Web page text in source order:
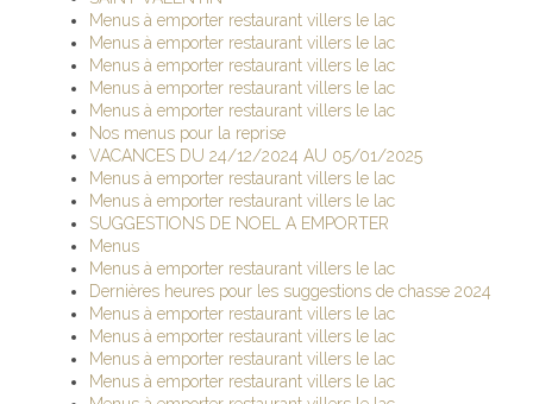
Menus à emporter restaurant villers le lac
Menus à emporter restaurant villers le lac
Menus à emporter restaurant villers le lac
Menus à emporter restaurant villers le lac
Menus à emporter restaurant villers le lac
Nos menus pour la reprise
VACANCES DU 24/12/2024 AU 05/01/2025
Menus à emporter restaurant villers le lac
Menus à emporter restaurant villers le lac
SUGGESTIONS DE NOEL A EMPORTER
Menus
Menus à emporter restaurant villers le lac
Dernières heures pour les suggestions de chasse 2024
Menus à emporter restaurant villers le lac
Menus à emporter restaurant villers le lac
Menus à emporter restaurant villers le lac
Menus à emporter restaurant villers le lac